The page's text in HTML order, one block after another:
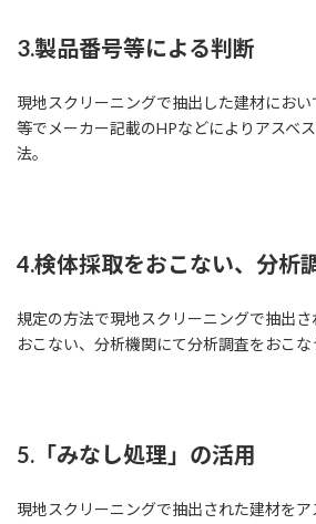
3.製品番号等による判断
現地スクリーニングで抽出した建材にお
等でメーカー記載のHPなどによりアスベ
法。
4.検体採取をおこない、分析
規定の方法で現地スクリーニングで抽出
おこない、分析機関にて分析調査をおこな
5.「みなし処理」の活用
現地スクリーニングで抽出された建材を